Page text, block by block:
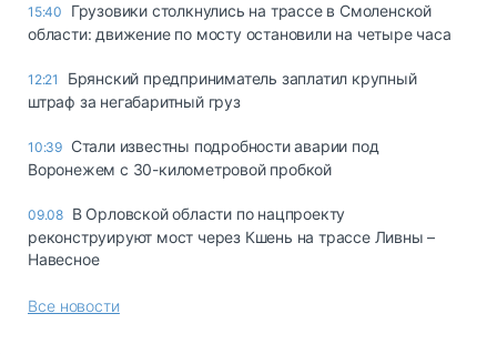
15:40
Грузовики столкнулись на трассе в Смоленской
области: движение по мосту остановили на четыре часа
12:21
Брянский предприниматель заплатил крупный
штраф за негабаритный груз
10:39 Стали известны подробности аварии под
Воронежем с 30-километровой пробкой
09.08 В Орловской области по нацпроекту
реконструируют мост через Кшень на трассе Ливны –
Навесное
Все новости